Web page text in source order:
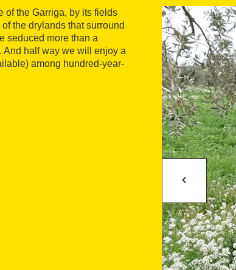
of the Garriga, by its fields
the drylands that surround
seduced more than a
And half way we will enjoy a
among hundred-year-